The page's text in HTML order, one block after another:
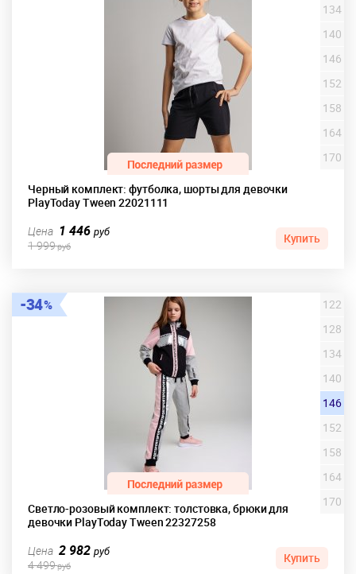
Черный комплект: футболка, шорты для девочки
PlayToday Tween 22021111
134
140
146
152
158
164
170
Цена 1 446 руб
1 999руб
Купить
34
Светло-розовый комплект: толстовка, брюки для
девочки PlayToday Tween 22327258
122
128
134
140
146
152
158
164
170
Цена 2 982 руб
4 499руб
Купить